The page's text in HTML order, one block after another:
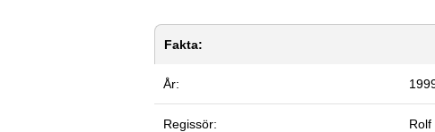
Fakta:
År:
Regissör: Rolf